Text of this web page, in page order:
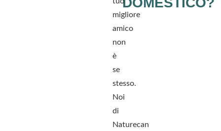
migliore
amico
non
è
se
stesso.
Noi
di
Naturecan